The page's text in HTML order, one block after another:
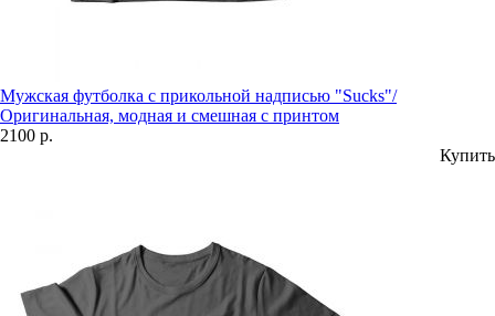
Мужская футболка с прикольной надписью "Sucks"/
Оригинальная, модная и смешная с принтом
2100 р.
Купить